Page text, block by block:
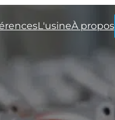
L'usineÀ propos